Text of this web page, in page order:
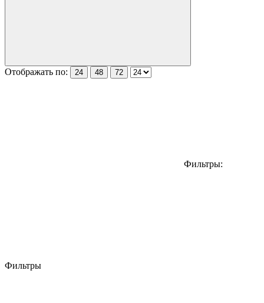
Отображать по: 24 48 72
Фильтры:
Фильтры